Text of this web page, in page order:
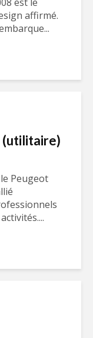
affirmé.
(utilitaire)
Peugeot